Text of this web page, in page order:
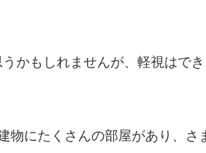
かもしれませんが、軽視はでき
物にたくさんの部屋があり、さ